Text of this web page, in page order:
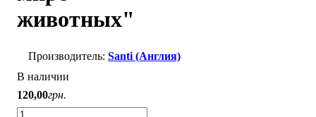
животных"
Santi (Англия)
В наличии
120,00грн.